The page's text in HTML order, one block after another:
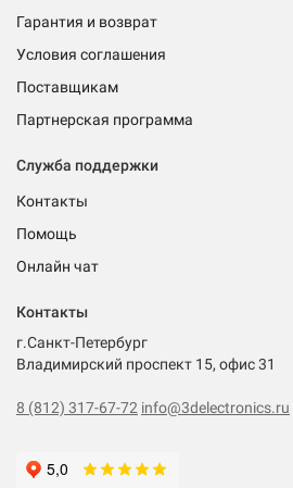
Гарантия и возврат
Условия соглашения
Поставщикам
Партнерская программа
Служба поддержки
Контакты
Помощь
Онлайн чат
Контакты
г.Санкт-Петербург
Владимирский проспект 15, офис 31
8 (812) 317-67-72 info@3delectronics.ru